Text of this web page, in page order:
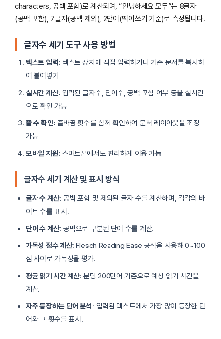
characters, 공백 포함)로 계산되며, “안녕하세요 모두”는 8글자
(공백 포함), 7글자(공백 제외), 2단어(띄어쓰기 기준)로 측정됩니다.
글자수 세기 도구 사용 방법
텍스트 입력: 텍스트 상자에 직접 입력하거나 기존 문서를 복사하
여 붙여넣기
실시간 계산: 입력된 글자수, 단어수, 공백 포함 여부 등을 실시간
으로 확인 가능
줄 수 확인: 줄바꿈 횟수를 함께 확인하여 문서 레이아웃을 조정
가능
모바일 지원: 스마트폰에서도 편리하게 이용 가능
글자수 세기 계산 및 표시 방식
글자 수 계산: 공백 포함 및 제외된 글자 수를 계산하며, 각각의 바
이트 수를 표시.
단어 수 계산: 공백으로 구분된 단어 수를 계산.
가독성 점수 계산: Flesch Reading Ease 공식을 사용해 0~100
점 사이로 가독성을 평가.
평균 읽기 시간 계산: 분당 200단어 기준으로 예상 읽기 시간을
계산.
자주 등장하는 단어 분석: 입력된 텍스트에서 가장 많이 등장한 단
어와 그 횟수를 표시.